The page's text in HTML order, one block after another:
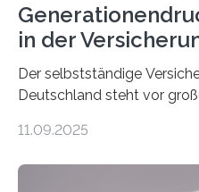
in der
Der selbstständige
Deutschland steht vor
Dr. Matthias Beenken und
Bundesverbands
11.09.2025